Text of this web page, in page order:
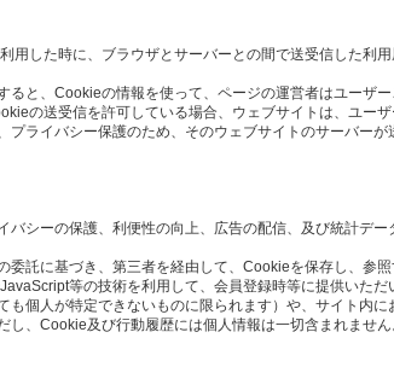
用した時に、ブラウザとサーバーとの間で送受信した利
ると、Cookieの情報を使って、ページの運営者はユーザ
の送受信を許可している場合、ウェブサイトは、ユー
プライバシー保護のため、そのウェブサイトのサーバーが
バシーの保護、利便性の向上、広告の配信、及び統計デ
委託に基づき、第三者を経由して、Cookieを保存し、参照
等の技術を利用して、会員登録時等に提供いた
も個人が特定できないものに限られます）や、サイト内
し、Cookie及び行動履歴には個人情報は一切含まれません